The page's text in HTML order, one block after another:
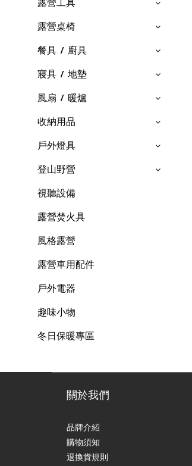
露營桌椅
餐具 / 廚具
寢具 / 地墊
風扇 / 暖爐
收納用品
戶外燈具
登山野營
視聽設備
露營焚火具
風格露營
露營車用配件
戶外電器
趣味小物
冬日保暖專區
關於我們
品牌介紹
購物須知
退換貨規則